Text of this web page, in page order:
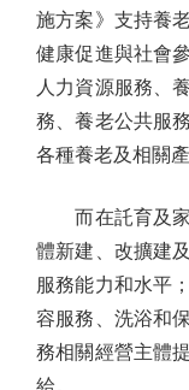
施方案》支持養
健康促進與社會
人力資源服務、
務、養老公共服
各種養老及相關
而在託育及家
體新建、改擴建
服務能力和水平
容服務、洗浴和
務相關經營主體
給。